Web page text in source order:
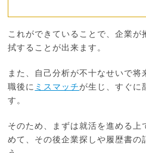
これができていることで、企業が
拭することが出来ます。
また、自己分析が不十なせいで将
職後に ミスマッチが生じ、すぐに
す。
そのため、まずは就活を進める上
めて、その後企業探しや履歴書の